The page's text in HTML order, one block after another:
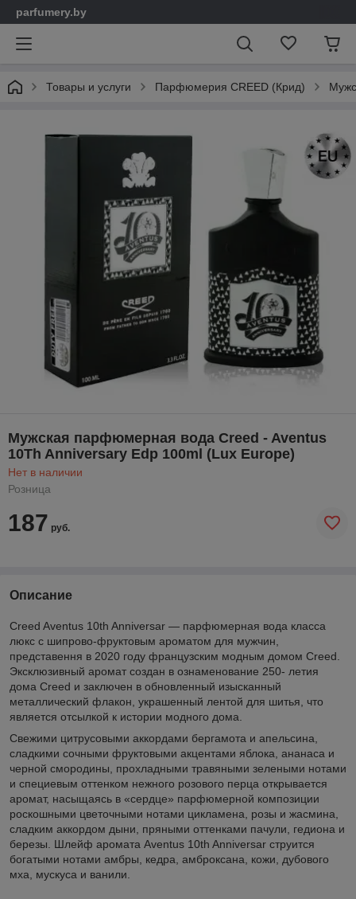
parfumery.by
Товары и услуги Парфюмерия CREED (Крид)
Мужская парфюмерная вода Creed - Aventus
10Th Anniversary Edp 100ml (Lux Europe)
Нет в наличии
Розница
187 руб.
Описание
Creed Aventus 10th Anniversar — парфюмерная вода класса
люкс с шипрово-фруктовым ароматом для мужчин,
представення в 2020 году французским модным домом Creed.
Эксклюзивный аромат создан в ознаменование 250- летия
дома Creed и заключен в обновленный изысканный
металлический флакон, украшенный лентой для шитья, что
является отсылкой к истории модного дома.
Свежими цитрусовыми аккордами бергамота и апельсина,
сладкими сочными фруктовыми акцентами яблока, ананаса и
черной смородины, прохладными травяными зелеными нотами
и специевым оттенком нежного розового перца открывается
аромат, насыщаясь в «сердце» парфюмерной композиции
роскошными цветочными нотами цикламена, розы и жасмина,
сладким аккордом дыни, пряными оттенками пачули, гедиона и
березы. Шлейф аромата Aventus 10th Anniversar струится
богатыми нотами амбры, кедра, амброксана, кожи, дубового
мха, мускуса и ванили.